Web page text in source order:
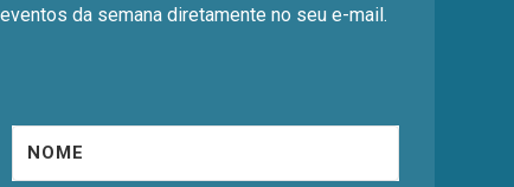
eventos da semana diretamente no seu e-mail.